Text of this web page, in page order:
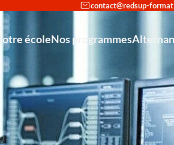
Notre école
Partenariat avec Cisco et
Nos programmes
Mastère